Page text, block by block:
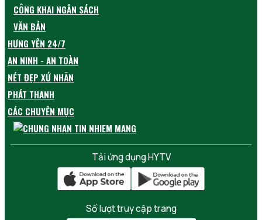
CÔNG KHAI NGÂN SÁCH
VĂN BẢN
HƯNG YÊN 24/7
AN NINH - AN TOÀN
NÉT ĐẸP XỨ NHÃN
PHÁT THANH
CÁC CHUYÊN MỤC
Tải ứng dụng HYTV
Số lượt truy cập trang